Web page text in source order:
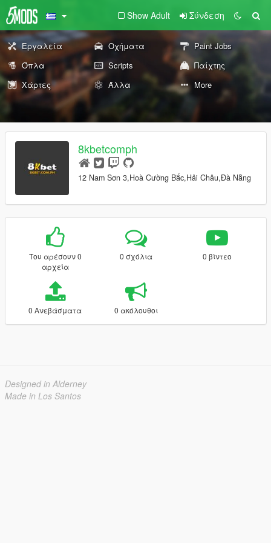
Show Adult Σύνδεση
Εργαλεία Οχήματα
Paint Jobs
Όπλα
Scripts
Παίχτης
Χάρτες
Άλλα More
8kbetcomph
12 Nam Sơn 3,Hoà Cường Bắc,Hải Châu,Đà Nẵng
Του αρέσουν 0
αρχεία
0 σχόλια 0 βίντεο
0 Ανεβάσματα 0 ακόλουθοι
Designed in Alderney
Made in Los Santos